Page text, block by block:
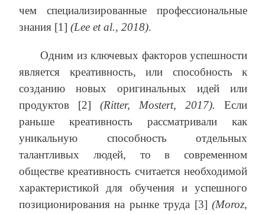
чем специализированные профессиональные
знания [1] (Lee et al., 2018).
Одним из ключевых факторов успешности
является креативность, или способность к
созданию новых оригинальных идей или
продуктов [2] (Ritter, Mostert, 2017). Если
раньше креативность рассматривали как
уникальную способность отдельных
талантливых людей, то в современном
обществе креативность считается необходимой
характеристикой для обучения и успешного
позиционирования на рынке труда [3] (Moroz,